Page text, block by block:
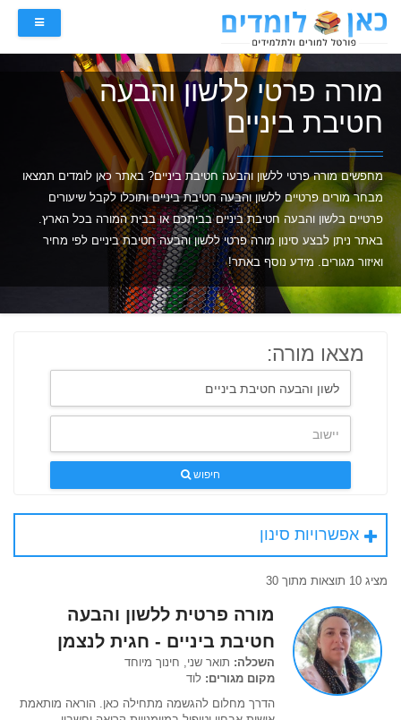
מורה פרטי ללשון והבעה
חטיבת ביניים
מחפשים מורה פרטי ללשון והבעה חטיבת ביניים? באתר כאן לומדים תמצאו
מבחר מורים פרטיים ללשון והבעה חטיבת ביניים ותוכלו לקבל שיעורים
פרטיים בלשון והבעה חטיבת ביניים בביתכם או בבית המורה בכל הארץ.
באתר ניתן לבצע סינון מורה פרטי ללשון והבעה חטיבת ביניים לפי מחיר
ואיזור מגורים. מידע נוסף באתר!
מצאו מורה:
חיפוש
אפשרויות סינון
מציג 10 תוצאות מתוך 30
מורה פרטית ללשון והבעה
חטיבת ביניים - חגית לנצמן
השכלה: תואר שני, חינוך מיוחד
מקום מגורים: לוד
הדרך מחלום להגשמה מתחילה כאן. הוראה מותאמת